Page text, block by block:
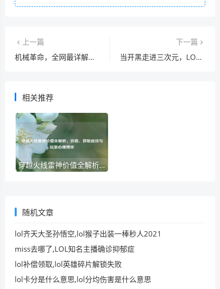
上一篇
机械革命，全网最详解析地下城与勇士机械师PVP加点圣经（附全流派实战评测）
下一篇
当开黑走进三次元，LOL线下陪玩产业的狂欢与隐忧
相关推荐
穿越火线雷神价值全解析，价格、获取途径与玩家心理博弈
随机文章
lol齐天大圣孙悟空,lol猴子出装一棒秒人2021
miss去哪了,LOL知名主播确诊抑郁症
lol补偿领取,lol英雄碎片解锁失败
lol卡分是什么意思,lol分均伤害是什么意思